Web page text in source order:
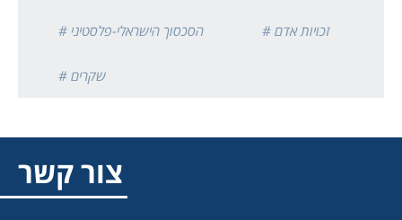
# הסכסוך הישראלי-פלסטיני # זכויות אדם
# שקרים
צור קשר